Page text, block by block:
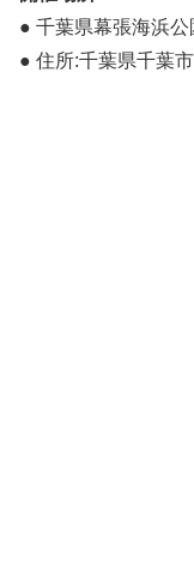
● 千葉県幕張海浜公
● 住所:千葉県千葉